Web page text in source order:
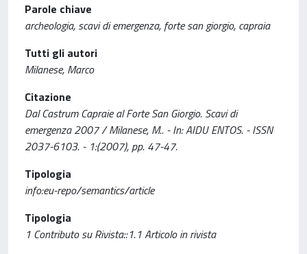
Parole chiave
archeologia, scavi di emergenza, forte san giorgio, capraia
Tutti gli autori
Milanese, Marco
Citazione
Dal Castrum Capraie al Forte San Giorgio. Scavi di
emergenza 2007 / Milanese, M.. - In: AIDU ENTOS. - ISSN
2037-6103. - 1:(2007), pp. 47-47.
Tipologia
info:eu-repo/semantics/article
Tipologia
1 Contributo su Rivista::1.1 Articolo in rivista